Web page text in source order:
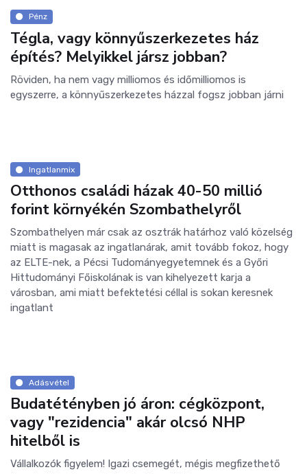
Pénz
Tégla, vagy könnyűszerkezetes ház
építés? Melyikkel jársz jobban?
Röviden, ha nem vagy milliomos és időmilliomos is
egyszerre, a könnyűszerkezetes házzal fogsz jobban járni
Ingatlanmix
Otthonos családi házak 40-50 millió
forint környékén Szombathelyről
Szombathelyen már csak az osztrák határhoz való közelség
miatt is magasak az ingatlanárak, amit tovább fokoz, hogy
az ELTE-nek, a Pécsi Tudományegyetemnek és a Győri
Hittudományi Főiskolának is van kihelyezett karja a
városban, ami miatt befektetési céllal is sokan keresnek
ingatlant
Adásvétel
Budatétényben jó áron: cégközpont,
vagy "rezidencia" akár olcsó NHP
hitelből is
Vállalkozók figyelem! Igazi csemegét, mégis megfizethető